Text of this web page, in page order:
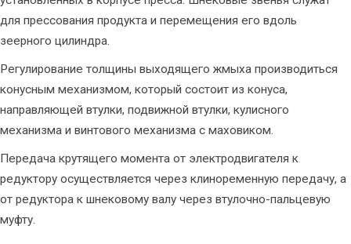
для прессования продукта и перемещения его вдоль
зеерного цилиндра.
Регулирование толщины выходящего жмыха производиться
конусным механизмом, который состоит из конуса,
направляющей втулки, подвижной втулки, кулисного
механизма и винтового механизма с маховиком.
Передача крутящего момента от электродвигателя к
редуктору осуществляется через клиноременную передачу, а
от редуктора к шнековому валу через втулочно-пальцевую
муфту.